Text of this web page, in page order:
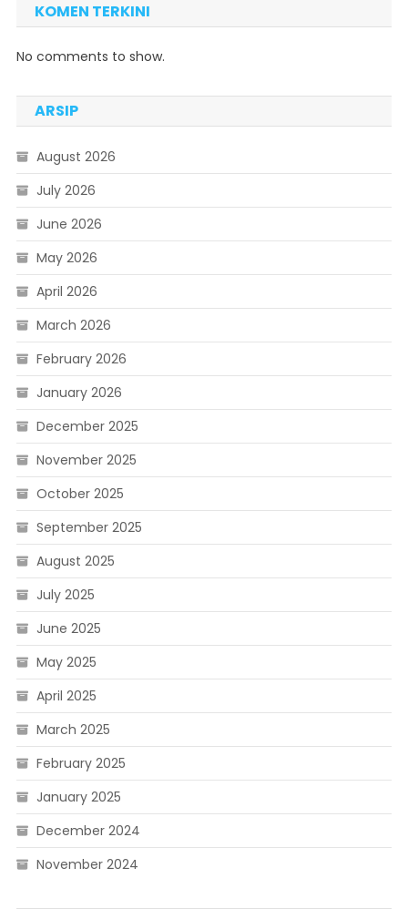
KOMEN TERKINI
No comments to show.
ARSIP
August 2026
July 2026
June 2026
May 2026
April 2026
March 2026
February 2026
January 2026
December 2025
November 2025
October 2025
September 2025
August 2025
July 2025
June 2025
May 2025
April 2025
March 2025
February 2025
January 2025
December 2024
November 2024